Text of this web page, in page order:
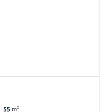
55 m²